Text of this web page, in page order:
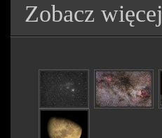
Zobacz więcej